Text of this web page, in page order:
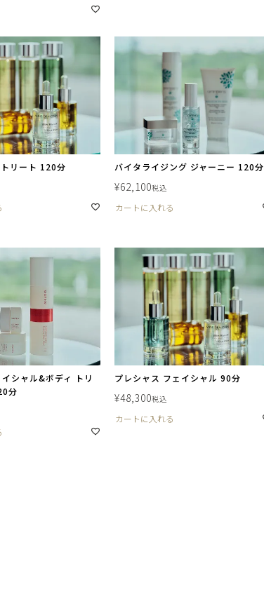
リート 120分 バイタライジング ジャーニー 120分
¥62,100税込
カートに入れる
シャル&ボディ トリ
分
プレシャス フェイシャル 90分
¥48,300税込
カートに入れる